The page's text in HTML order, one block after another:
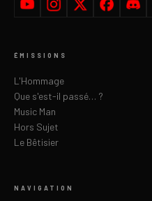
ÉMISSIONS
L'Hommage
Que s'est-il passé… ?
Music Man
Hors Sujet
Le Bêtisier
NAVIGATION